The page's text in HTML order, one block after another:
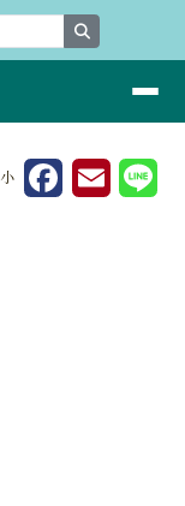
search
⏸
小